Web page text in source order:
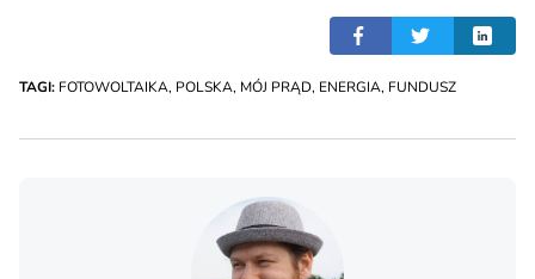
TAGI: FOTOWOLTAIKA, POLSKA, MÓJ PRĄD, ENERGIA, FUNDUSZ